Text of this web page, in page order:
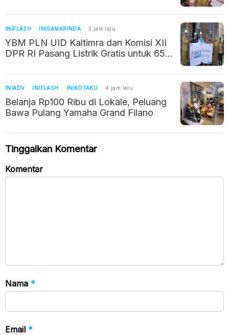
INIFLASH INISAMARINDA 3 jam lalu
YBM PLN UID Kaltimra dan Komisi XII
DPR RI Pasang Listrik Gratis untuk 65
INIADV INIFLASH INIKOTAKU 4 jam lalu
Belanja Rp100 Ribu di Lokale, Peluang
Bawa Pulang Yamaha Grand Filano
Tinggalkan Komentar
Komentar
Nama *
Email *